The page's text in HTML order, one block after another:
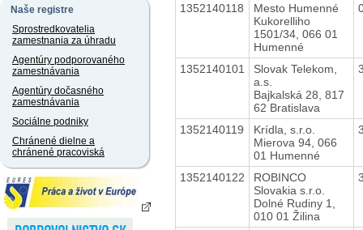
Naše registre
Sprostredkovatelia
zamestnania za úhradu
Agentúry podporovaného
zamestnávania
Agentúry dočasného
zamestnávania
Sociálne podniky
Chránené dielne a
chránené pracoviská
1352140118
Mesto Humenné
Kukorelliho
1501/34, 066 01
Humenné
1352140101
Slovak Telekom,
a.s.
Bajkalská 28, 817
62 Bratislava
1352140119
Krídla, s.r.o.
Mierova 94, 066
01 Humenné
1352140122
ROBINCO
Slovakia s.r.o.
Dolné Rudiny 1,
010 01 Žilina